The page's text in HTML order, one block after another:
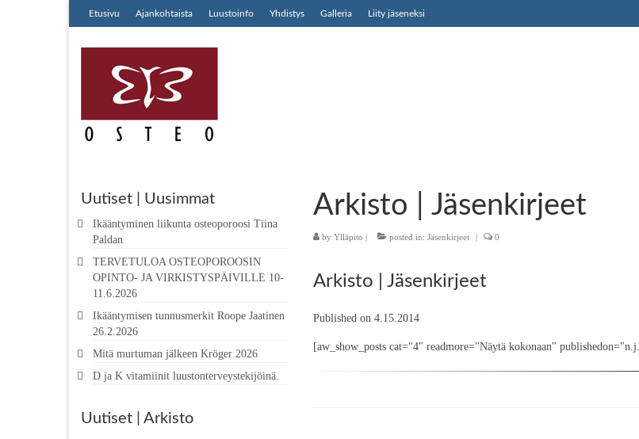
Etusivu Ajankohtaista Luustoinfo Yhdistys Galleria Liity jäseneksi
Arkisto | Jäsenkirjeet
by Ylläpito | posted in: Jäsenkirjeet | 0
Arkisto | Jäsenkirjeet
Published on 4.15.2014
[aw_show_posts cat="4" readmore="Näytä kokonaan"
Uutiset | Uusimmat
Ikääntyminen liikunta osteoporoosi Tiina
Paldan
TERVETULOA OSTEOPOROOSIN
OPINTO- JA VIRKISTYSPÄIVILLE 10-
11.6.2026
Ikääntymisen tunnusmerkit Roope Jaatinen
26.2.2026
Mitä murtuman jälkeen Kröger 2026
D ja K vitamiinit luustonterveystekijöinä.
Uutiset | Arkisto